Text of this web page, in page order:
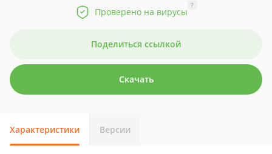
Проверено на вирусы
?
Поделиться ссылкой
Скачать
Характеристики Версии